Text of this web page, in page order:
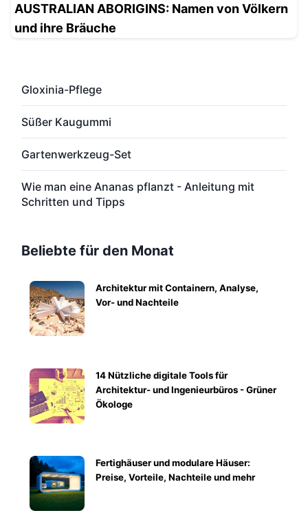
AUSTRALIAN ABORIGINS: Namen von Völkern
und ihre Bräuche
Gloxinia-Pflege
Süßer Kaugummi
Gartenwerkzeug-Set
Wie man eine Ananas pflanzt - Anleitung mit
Schritten und Tipps
Beliebte für den Monat
Architektur mit Containern, Analyse,
Vor- und Nachteile
14 Nützliche digitale Tools für
Architektur- und Ingenieurbüros - Grüner
Ökologe
Fertighäuser und modulare Häuser:
Preise, Vorteile, Nachteile und mehr